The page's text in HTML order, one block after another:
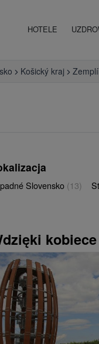
HOTELE
Košický kraj
Slovensko (13)